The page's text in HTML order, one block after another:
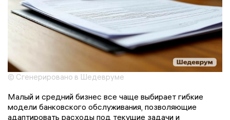
© Сгенерировано в Шедевруме
Малый и средний бизнес все чаще выбирает гибкие
модели банковского обслуживания, позволяющие
адаптировать расходы под текущие задачи и